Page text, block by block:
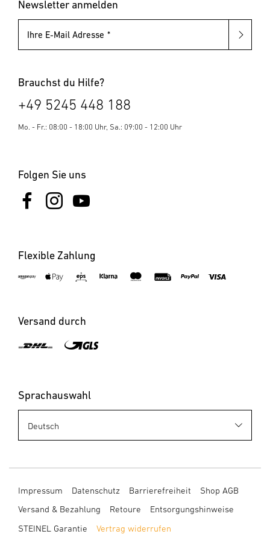
Blindnietmuttern
Newsletter anmelden
Ihre E-Mail Adresse
Brauchst du Hilfe?
+49 5245 448 188
Mo. - Fr.: 08:00 - 18:00 Uhr, Sa.: 09:00 - 12:00 Uhr
Folgen Sie uns
Flexible Zahlung
Versand durch
Sprachauswahl
Impressum Datenschutz Barrierefreiheit
Shop AGB
Versand & Bezahlung
Retoure
Entsorgungshinweise
STEINEL Garantie
Vertrag widerrufen